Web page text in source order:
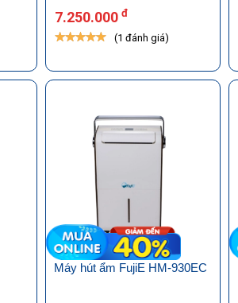
7.250.000 đ
(1 đánh giá)
Máy hút ẩm FujiE HM-930EC